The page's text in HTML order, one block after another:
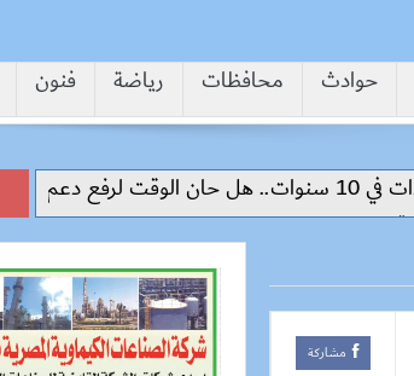
حوادث محافظات رياضة
فنون
مشاركة